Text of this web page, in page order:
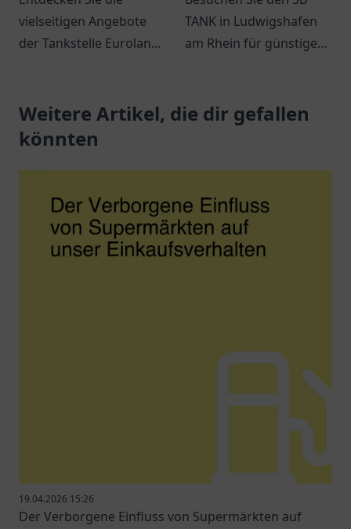
vielseitigen Angebote
der Tankstelle Euroland
TANK in Ludwigshafen
am Rhein für günstige
Weitere Artikel, die dir gefallen
könnten
19.04.2026 15:26
Der Verborgene Einfluss von Supermärkten auf